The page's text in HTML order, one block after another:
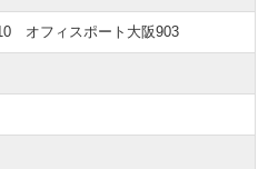
オフィスポート大阪903